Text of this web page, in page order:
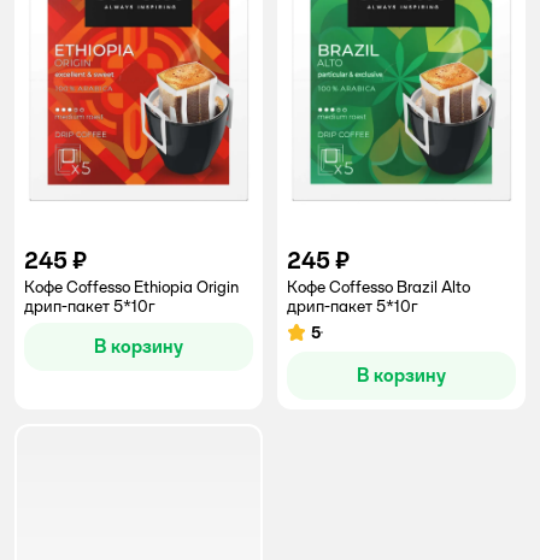
245 ₽
Кофе Coffesso Ethiopia Origin
дрип-пакет 5*10г
В корзину
245 ₽
Кофе Coffesso Brazil Alto
дрип-пакет 5*10г
Рейтинг:
5
В корзину